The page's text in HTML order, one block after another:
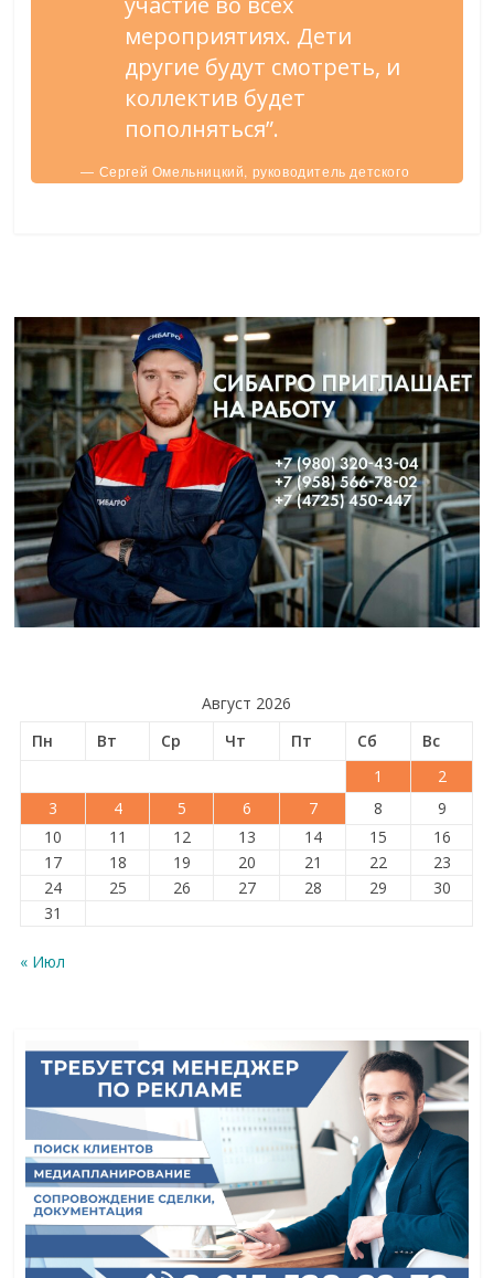
мероприятиях. Дети
другие будут смотреть, и
коллектив будет
пополняться”.
— Сергей Омельницкий, руководитель детского
оркестра Чернянской школы искусств.
Август 2026
Пн
Вт Ср Чт Пт Сб
Вс
1
2
3
4 5 6 7 8
9
10
11 12 13 14 15
16
17
18 19 20 21 22
23
24
25 26 27 28 29
30
31
« Июл